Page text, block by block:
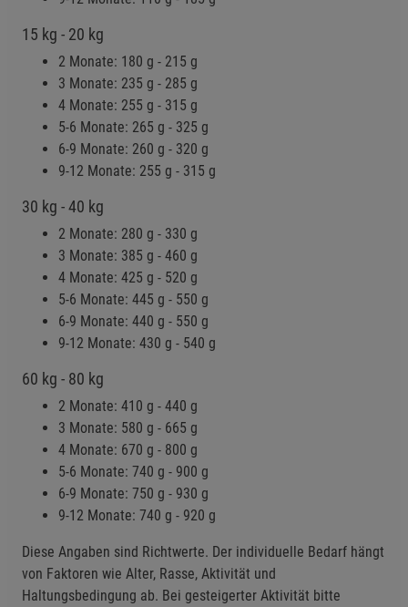
15 kg - 20 kg
2 Monate: 180 g - 215 g
3 Monate: 235 g - 285 g
4 Monate: 255 g - 315 g
5-6 Monate: 265 g - 325 g
6-9 Monate: 260 g - 320 g
9-12 Monate: 255 g - 315 g
30 kg - 40 kg
2 Monate: 280 g - 330 g
3 Monate: 385 g - 460 g
4 Monate: 425 g - 520 g
5-6 Monate: 445 g - 550 g
6-9 Monate: 440 g - 550 g
9-12 Monate: 430 g - 540 g
60 kg - 80 kg
2 Monate: 410 g - 440 g
3 Monate: 580 g - 665 g
4 Monate: 670 g - 800 g
5-6 Monate: 740 g - 900 g
6-9 Monate: 750 g - 930 g
9-12 Monate: 740 g - 920 g
Diese Angaben sind Richtwerte. Der individuelle Bedarf hängt
von Faktoren wie Alter, Rasse, Aktivität und
Haltungsbedingung ab. Bei gesteigerter Aktivität bitte